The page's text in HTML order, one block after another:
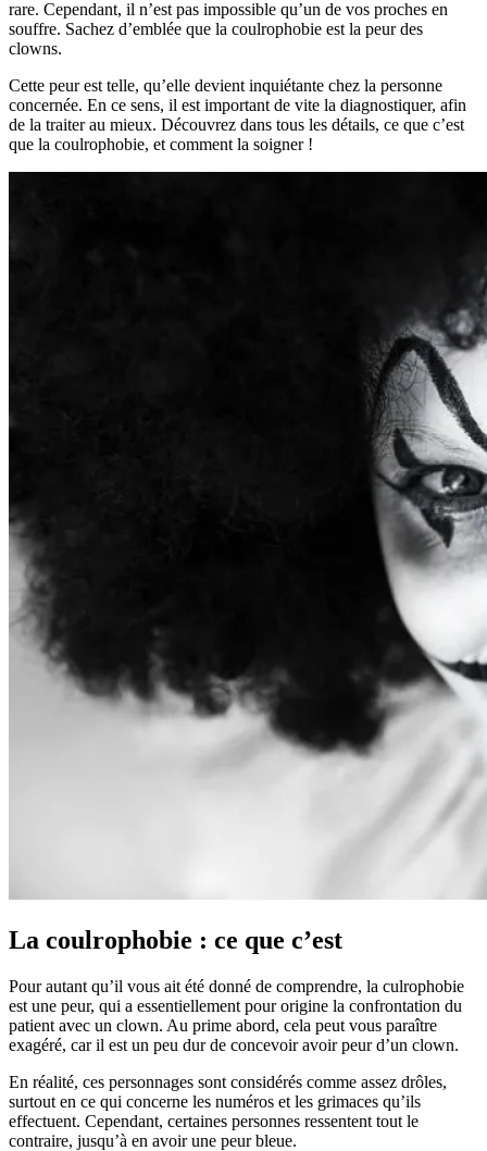
rare. Cependant, il n’est pas impossible qu’un de vos proches en
souffre. Sachez d’emblée que la coulrophobie est la peur des
clowns.
Cette peur est telle, qu’elle devient inquiétante chez la personne
concernée. En ce sens, il est important de vite la diagnostiquer, afin
de la traiter au mieux. Découvrez dans tous les détails, ce que c’est
que la coulrophobie, et comment la soigner !
La coulrophobie : ce que c’est
Pour autant qu’il vous ait été donné de comprendre, la culrophobie
est une peur, qui a essentiellement pour origine la confrontation du
patient avec un clown. Au prime abord, cela peut vous paraître
exagéré, car il est un peu dur de concevoir avoir peur d’un clown.
En réalité, ces personnages sont considérés comme assez drôles,
surtout en ce qui concerne les numéros et les grimaces qu’ils
effectuent. Cependant, certaines personnes ressentent tout le
contraire, jusqu’à en avoir une peur bleue.